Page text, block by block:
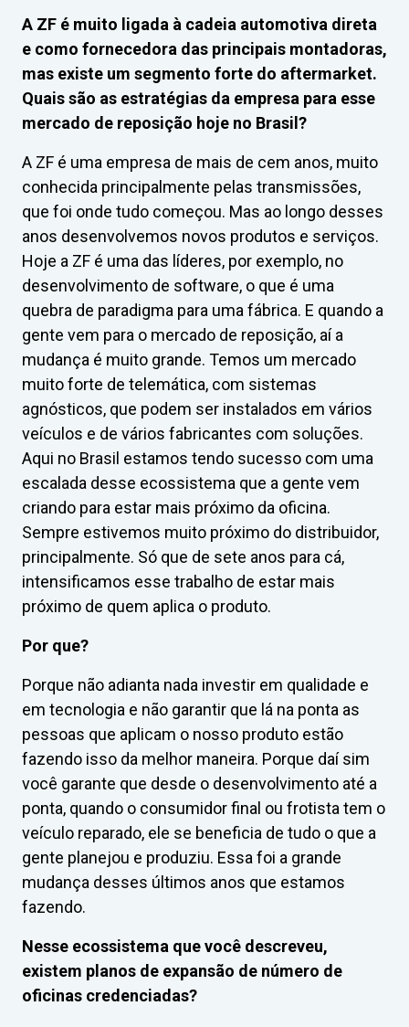
A ZF é muito ligada à cadeia automotiva direta
e como fornecedora das principais montadoras,
mas existe um segmento forte do aftermarket.
Quais são as estratégias da empresa para esse
mercado de reposição hoje no Brasil?
A ZF é uma empresa de mais de cem anos, muito
conhecida principalmente pelas transmissões,
que foi onde tudo começou. Mas ao longo desses
anos desenvolvemos novos produtos e serviços.
Hoje a ZF é uma das líderes, por exemplo, no
desenvolvimento de software, o que é uma
quebra de paradigma para uma fábrica. E quando a
gente vem para o mercado de reposição, aí a
mudança é muito grande. Temos um mercado
muito forte de telemática, com sistemas
agnósticos, que podem ser instalados em vários
veículos e de vários fabricantes com soluções.
Aqui no Brasil estamos tendo sucesso com uma
escalada desse ecossistema que a gente vem
criando para estar mais próximo da oficina.
Sempre estivemos muito próximo do distribuidor,
principalmente. Só que de sete anos para cá,
intensificamos esse trabalho de estar mais
próximo de quem aplica o produto.
Por que?
Porque não adianta nada investir em qualidade e
em tecnologia e não garantir que lá na ponta as
pessoas que aplicam o nosso produto estão
fazendo isso da melhor maneira. Porque daí sim
você garante que desde o desenvolvimento até a
ponta, quando o consumidor final ou frotista tem o
veículo reparado, ele se beneficia de tudo o que a
gente planejou e produziu. Essa foi a grande
mudança desses últimos anos que estamos
fazendo.
Nesse ecossistema que você descreveu,
existem planos de expansão de número de
oficinas credenciadas?